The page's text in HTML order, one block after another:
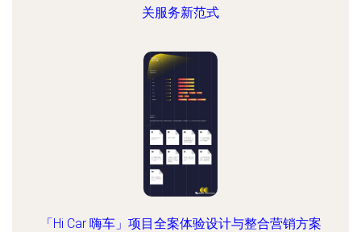
关服务新范式
「Hi Car 嗨车」项目全案体验设计与整合营销方案